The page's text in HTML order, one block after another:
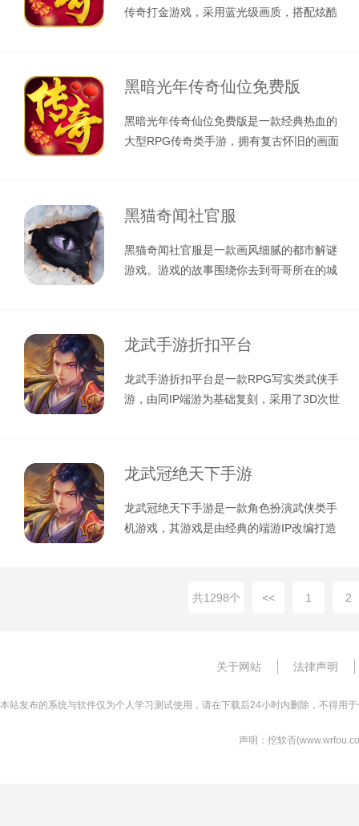
传奇打金游戏，采用蓝光级画质，搭配炫酷
黑暗光年传奇仙位免费版
黑暗光年传奇仙位免费版是一款经典热血的
大型RPG传奇类手游，拥有复古怀旧的画面
黑猫奇闻社官服
黑猫奇闻社官服是一款画风细腻的都市解谜
游戏。游戏的故事围绕你去到哥哥所在的城
龙武手游折扣平台
龙武手游折扣平台是一款RPG写实类武侠手
游，由同IP端游为基础复刻，采用了3D次世
龙武冠绝天下手游
龙武冠绝天下手游是一款角色扮演武侠类手
机游戏，其游戏是由经典的端游IP改编打造
共1298个 << 1 2
关于网站 法律声明
本站发布的系统与软件仅为个人学习测试使用，请在下载后24小时内删除，不得用
声明：挖软否